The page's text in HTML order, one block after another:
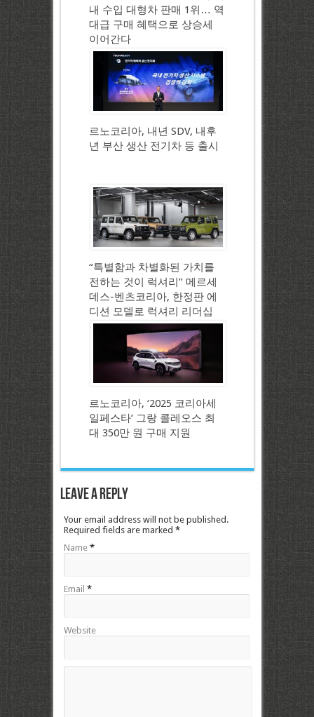
내 수입 대형차 판매 1위… 역
대급 구매 혜택으로 상승세
이어간다
르노코리아, 내년 SDV, 내후
년 부산 생산 전기차 등 출시
“특별함과 차별화된 가치를
전하는 것이 럭셔리” 메르세
데스-벤츠코리아, 한정판 에
디션 모델로 럭셔리 리더십
강화
르노코리아, ‘2025 코리아세
일페스타’ 그랑 콜레오스 최
대 350만 원 구매 지원
Leave a Reply
Your email address will not be published.
Required fields are marked *
Name *
Email *
Website